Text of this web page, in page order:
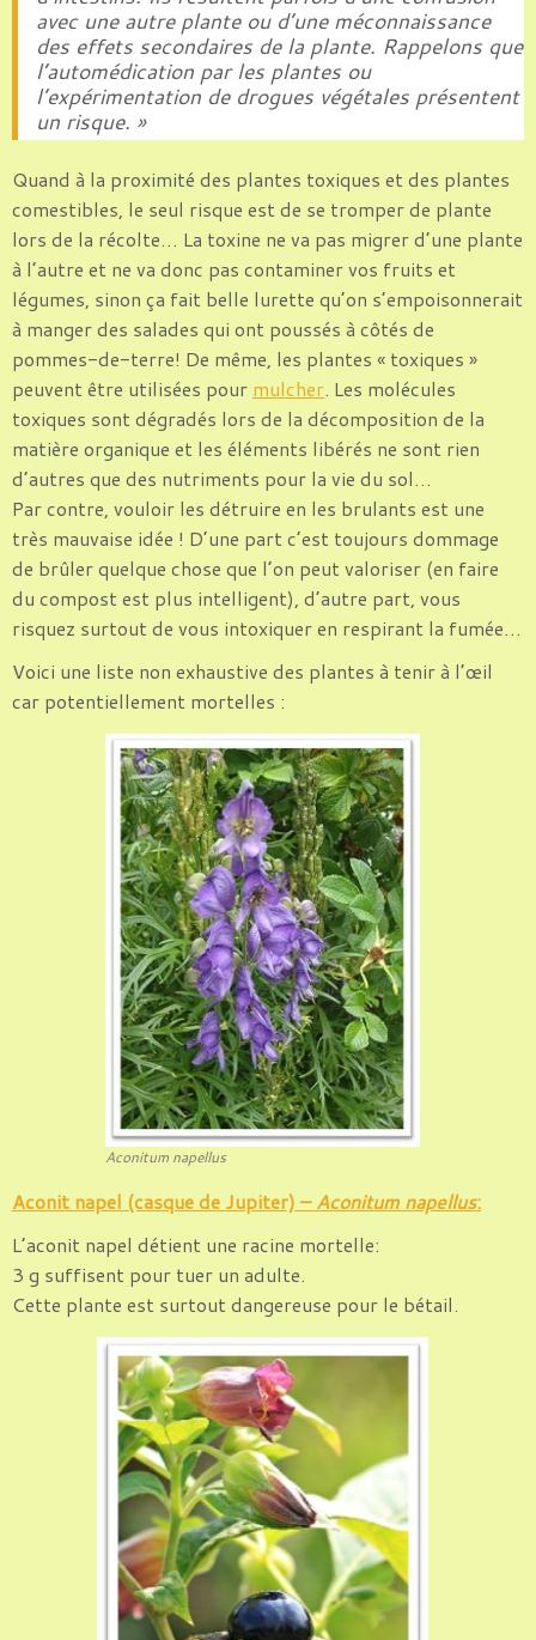
avec une autre plante ou d’une méconnaissance
des effets secondaires de la plante. Rappelons que
l’automédication par les plantes ou
l’expérimentation de drogues végétales présentent
un risque. »
Quand à la proximité des plantes toxiques et des plantes
comestibles, le seul risque est de se tromper de plante
lors de la récolte… La toxine ne va pas migrer d’une plante
à l’autre et ne va donc pas contaminer vos fruits et
légumes, sinon ça fait belle lurette qu’on s’empoisonnerait
à manger des salades qui ont poussés à côtés de
pommes-de-terre! De même, les plantes « toxiques »
peuvent être utilisées pour mulcher. Les molécules
toxiques sont dégradés lors de la décomposition de la
matière organique et les éléments libérés ne sont rien
d’autres que des nutriments pour la vie du sol…
Par contre, vouloir les détruire en les brulants est une
très mauvaise idée ! D’une part c’est toujours dommage
de brûler quelque chose que l’on peut valoriser (en faire
du compost est plus intelligent), d’autre part, vous
risquez surtout de vous intoxiquer en respirant la fumée…
Voici une liste non exhaustive des plantes à tenir à l’œil
car potentiellement mortelles :
Aconitum napellus
Aconit napel (casque de Jupiter) – Aconitum napellus:
L’aconit napel détient une racine mortelle:
3 g suffisent pour tuer un adulte.
Cette plante est surtout dangereuse pour le bétail.